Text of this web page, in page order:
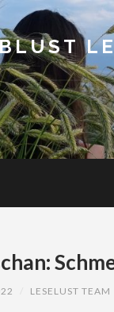
LESELUST TEAM